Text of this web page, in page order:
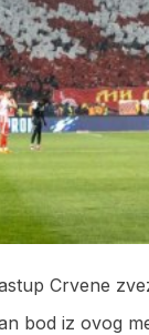
Crvene
bod iz ovog